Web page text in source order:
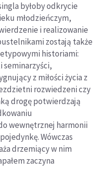
byłoby odkrycie
młodzieńczym,
i realizowanie
zostają także
historiami:
seminarzyści,
z miłości życia z
rozwiedzeni czy
drogę potwierdzają
wewnętrznej harmonii
Wówczas
drzemiący w nim
zaczyna